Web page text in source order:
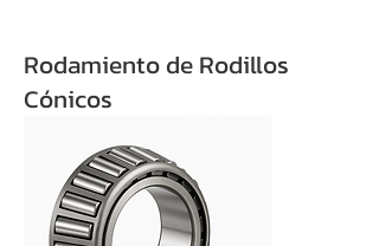
Rodamiento de Rodillos
Cónicos